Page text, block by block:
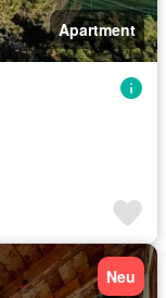
Apartment
Neu